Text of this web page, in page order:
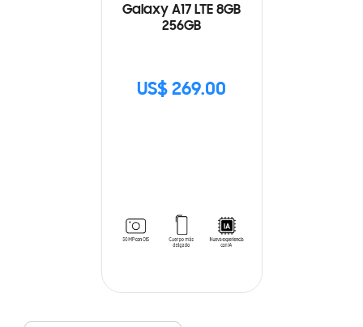
Galaxy A17 LTE 8GB
256GB
US$ 269.00